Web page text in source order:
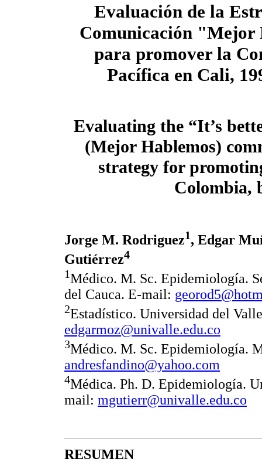
Evaluación de la
Comunicación "Mejor
para promover la
Pacífica en Cali,
Evaluating the “It’s
(Mejor Hablemos)
strategy for
Colombia,
Jorge M. Rodriguez1, Edgar
Gutiérrez4
1Médico. M. Sc. Epidemiología.
del Cauca. E-mail:
2Estadístico. Universidad del
edgarmoz@univalle.edu.co
3Médico. M. Sc. Epidemiología.
andresfandino@yahoo.com
4Médica. Ph. D. Epidemiología.
mail: mgutierr@univalle.edu.co
RESUMEN